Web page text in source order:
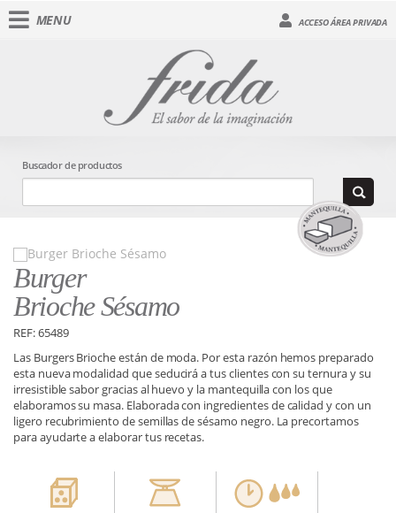
MENU ACCESO ÁREA PRIVADA
Buscador de productos
Burger
Brioche Sésamo
REF: 65489
Las Burgers Brioche están de moda. Por esta razón hemos preparado
esta nueva modalidad que seducirá a tus clientes con su ternura y su
irresistible sabor gracias al huevo y la mantequilla con los que
elaboramos su masa. Elaborada con ingredientes de calidad y con un
ligero recubrimiento de semillas de sésamo negro. La precortamos
para ayudarte a elaborar tus recetas.